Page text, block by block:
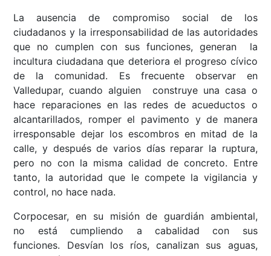
La ausencia de compromiso social de los
ciudadanos y la irresponsabilidad de las autoridades
que no cumplen con sus funciones, generan la
incultura ciudadana que deteriora el progreso cívico
de la comunidad. Es frecuente observar en
Valledupar, cuando alguien construye una casa o
hace reparaciones en las redes de acueductos o
alcantarillados, romper el pavimento y de manera
irresponsable dejar los escombros en mitad de la
calle, y después de varios días reparar la ruptura,
pero no con la misma calidad de concreto. Entre
tanto, la autoridad que le compete la vigilancia y
control, no hace nada.
Corpocesar, en su misión de guardián ambiental,
no está cumpliendo a cabalidad con sus
funciones. Desvían los ríos, canalizan sus aguas,